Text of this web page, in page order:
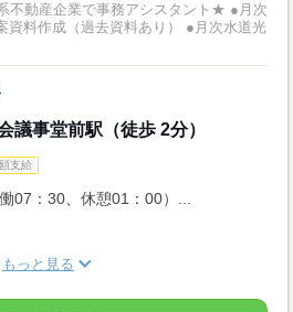
不動産企業で事務アシスタント★ ●月次
資料作成（過去資料あり） ●月次水道光
議事堂前駅（徒歩 2分）
支給
07：30、休憩01：00）...
もっと見る